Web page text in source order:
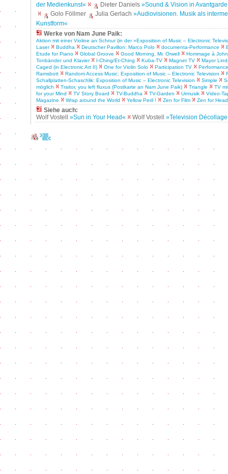
der Medienkunst«
Dieter Daniels »Sound & Vision in
Golo Föllmer
Julia Gerlach »Audiovisionen. Musik als
Kunstform«
Werke von Nam June Paik:
Aktion mit einer Violine an Schnur (in der »Exposition of Music – Electronic
Laser
Buddha Deutscher Pavillon: Marco Polo documenta-Performance
Etude for Piano
Global Groove Good Morning, Mr. Orwell
Hommage à
Tonbänder und Klavier
I-Ching/Et-Ching Kuba-TV Magnet TV
Mayor
Caged (in Electronic Art II)
One for Violin Solo Participation TV
Ramsbott
Random Access Music: Exposition of Music – Electronic Television
Schallplatten-Schaschlik: Exposition of Music – Electronic Television
Simple
möglich
Traitor, you left fluxus (Postkarte an Nam June Paik) Triangle
TV
for your Mind
TV Story Board TV-Buddha TV-Garden Urmusik
Video-
Magazine
Wrap around the World Yellow Peril ! Zen for Film Zen for Head
Siehe auch:
Wolf Vostell »Sun in Your Head« Wolf Vostell »Television